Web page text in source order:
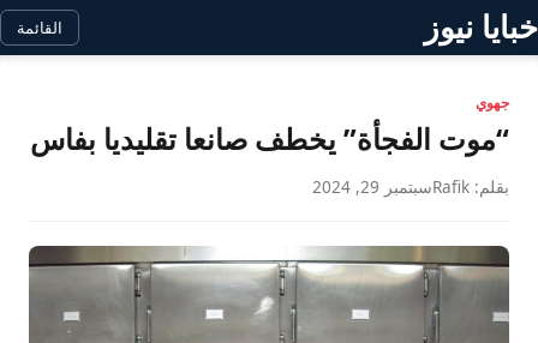
خبايا نيوز القائمة
جهوي
“موت الفجأة” يخطف صانعا تقليديا بفاس
بقلم: Rafik سبتمبر 29, 2024